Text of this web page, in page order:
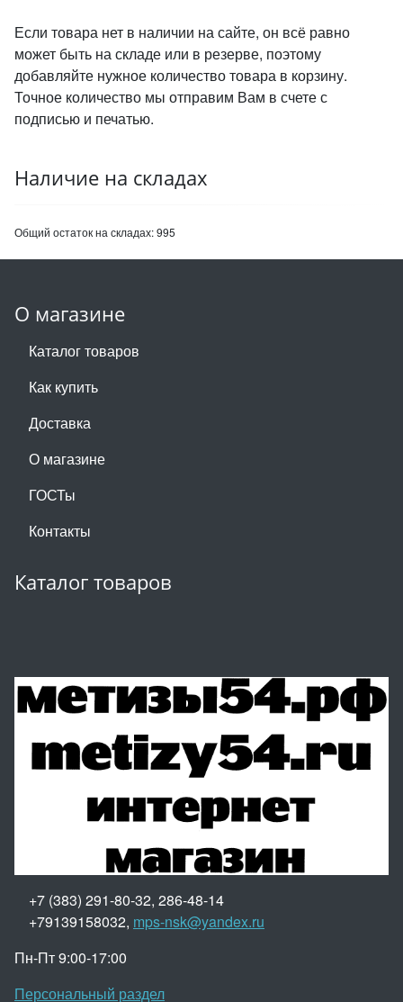
Если товара нет в наличии на сайте, он всё равно
может быть на складе или в резерве, поэтому
добавляйте нужное количество товара в корзину.
Точное количество мы отправим Вам в счете с
подписью и печатью.
Наличие на складах
Общий остаток на складах:995
О магазине
Каталог товаров
Как купить
Доставка
О магазине
ГОСТы
Контакты
Каталог товаров
+7 (383) 291-80-32, 286-48-14
+79139158032, mps-nsk@yandex.ru
Пн-Пт 9:00-17:00
Персональный раздел